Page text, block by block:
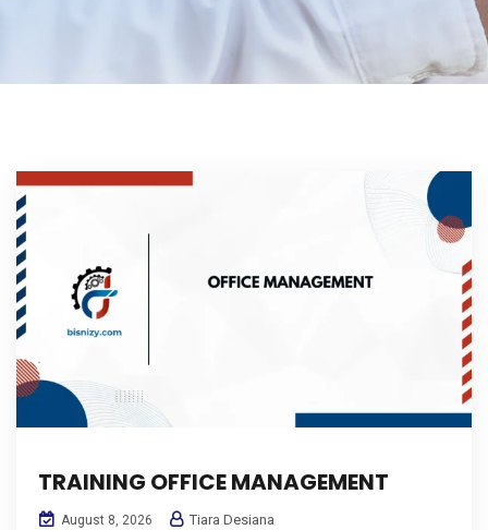
TRAINING OFFICE MANAGEMENT
August 8, 2026
Tiara Desiana